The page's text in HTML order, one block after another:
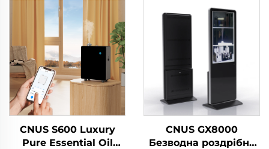
CNUS S600 Luxury
Pure Essential Oil
CNUS GX8000
Безводна роздрібна